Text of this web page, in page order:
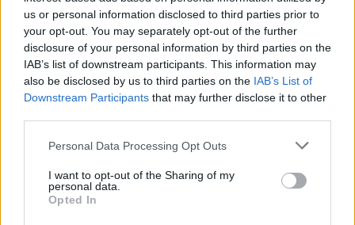
us or personal information disclosed to third parties prior to
your opt-out. You may separately opt-out of the further
disclosure of your personal information by third parties on the
IAB’s list of downstream participants. This information may
also be disclosed by us to third parties on the IAB’s List of
Downstream Participants that may further disclose it to other
Please note that this website/app uses one or more Google
not limited to your visit or usage behaviour. You may click to
grant or deny consent to Google and its third-party tags to
use your data for below specified purposes in below Google
Personal Data Processing Opt Outs
I want to opt-out of the Sharing of my
personal data.
Opted In
ZUGEHÖRIG
Themen Expositions-therapie Ptsd Smartphone
Virtuelle-realität